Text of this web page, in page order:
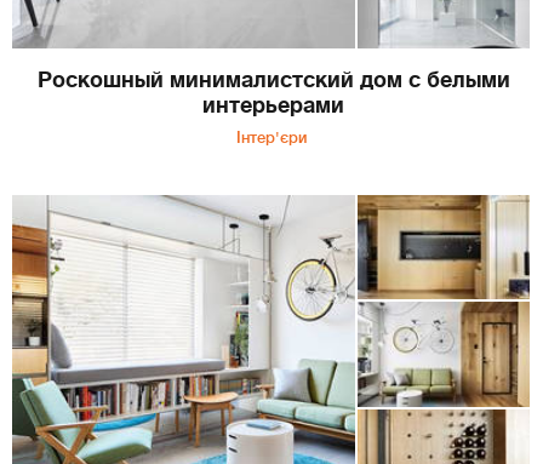
Роскошный минималистский дом с белыми
интерьерами
Інтер'єри